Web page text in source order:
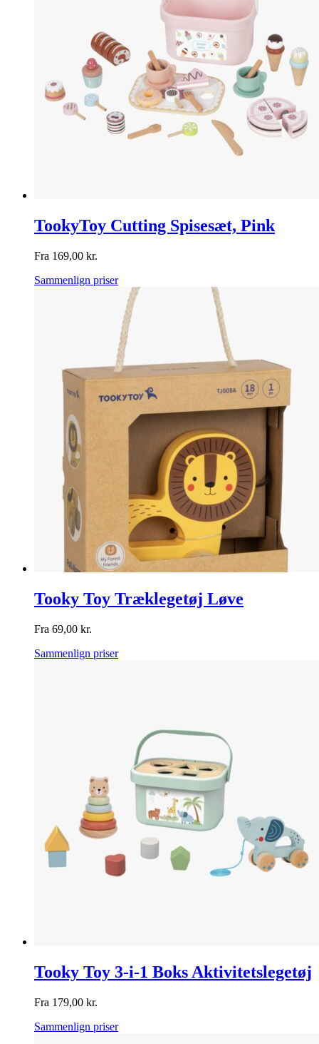
TookyToy Cutting Spisesæt, Pink
Fra 169,00 kr.
Sammenlign priser
Tooky Toy Træklegetøj Løve
Fra 69,00 kr.
Sammenlign priser
Tooky Toy 3-i-1 Boks Aktivitetslegetøj
Fra 179,00 kr.
Sammenlign priser